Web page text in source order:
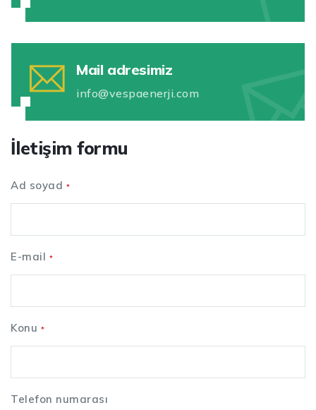
Mail adresimiz
info@vespaenerji.com
İletişim formu
Ad soyad *
E-mail *
Konu *
Telefon numarası